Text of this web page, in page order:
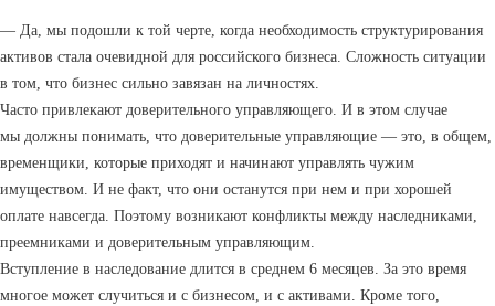
— Да, мы подошли к той черте, когда необходимость структурирования
активов стала очевидной для российского бизнеса. Сложность ситуации
в том, что бизнес сильно завязан на личностях.
Часто привлекают доверительного управляющего. И в этом случае
мы должны понимать, что доверительные управляющие — это, в общем,
временщики, которые приходят и начинают управлять чужим
имуществом. И не факт, что они останутся при нем и при хорошей
оплате навсегда. Поэтому возникают конфликты между наследниками,
преемниками и доверительным управляющим.
Вступление в наследование длится в среднем 6 месяцев. За это время
многое может случиться и с бизнесом, и с активами. Кроме того,